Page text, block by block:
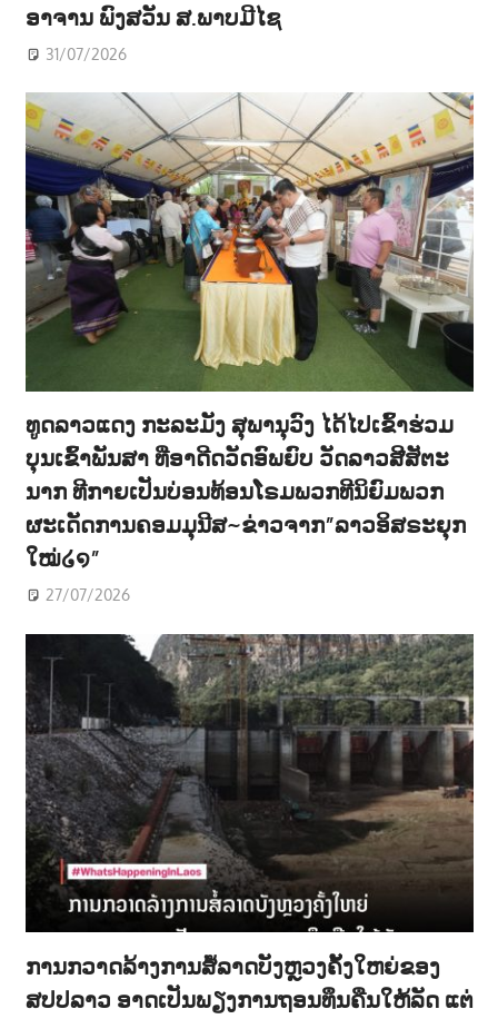
ອາຈານ ພົງສວັນ ສ.ພາບມີໄຊ
31/07/2026
ທູດລາວແດງ ກະລະມັງ ສຸພານຸວົງ ໄດ້ໄປເຂົ້າຮ່ວມ
ບຸນເຂົ້າພັນສາ ທີ່ອາດີດວັດອົພຍົບ ວັດລາວສີສັຕະ
ນາກ ທີກາຍເປັນບ່ອນທ້ອນໂຣມພວກທີນິຍົມພວກ
ຜະເດັດການຄອມມຸນີສ~ຂ່າວຈາກ”ລາວອິສຣະຍຸກ
ໃໝ່໒໑”
27/07/2026
ການກວາດລ້າງການສໍ້ລາດບັງຫຼວງຄັ້ງໃຫຍ່ຂອງ
ສປປລາວ ອາດເປັນພຽງການຖອນທຶນຄືນໃຫ້ລັດ ແຕ່